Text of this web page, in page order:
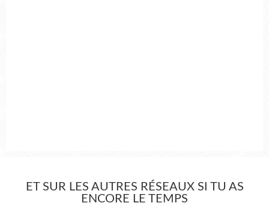
ET SUR LES AUTRES RÉSEAUX SI TU AS
ENCORE LE TEMPS